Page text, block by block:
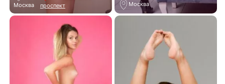
Москва
проспект
Москва